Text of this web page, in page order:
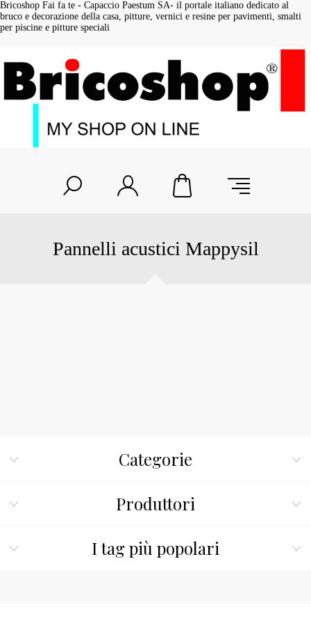
Bricoshop Fai fa te - Capaccio Paestum SA- il portale italiano dedicato al
bruco e decorazione della casa, pitture, vernici e resine per pavimenti, smalti
per piscine e pitture speciali
Pannelli acustici Mappysil
Categorie
Produttori
I tag più popolari